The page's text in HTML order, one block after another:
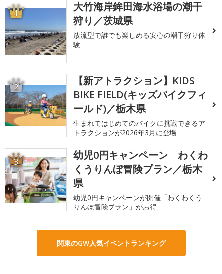
1
大竹海岸鉾田海水浴場の潮干
狩り／茨城県
放流型で誰でも楽しめる安心の潮干狩り体
験
2
【新アトラクション】KIDS
BIKE FIELD(キッズバイクフィ
ールド)／栃木県
生まれてはじめてのバイクに挑戦できるア
トラクションが2026年3月に登場
3
幼児0円キャンペーン わくわ
くうりんぼ冒険プラン／栃木
県
幼児0円キャンペーンが開催「わくわくう
りんぼ冒険プラン」がお得
関東のGW人気イベントランキング